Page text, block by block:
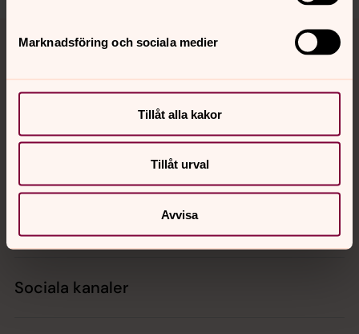
Marknadsföring och sociala medier
Tillåt alla kakor
Tillåt urval
Avvisa
Sociala kanaler